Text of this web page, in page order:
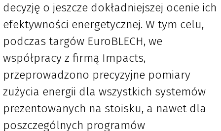
decyzję o jeszcze dokładniejszej ocenie ich
efektywności energetycznej. W tym celu,
podczas targów EuroBLECH, we
współpracy z firmą Impacts,
przeprowadzono precyzyjne pomiary
zużycia energii dla wszystkich systemów
prezentowanych na stoisku, a nawet dla
poszczególnych programów